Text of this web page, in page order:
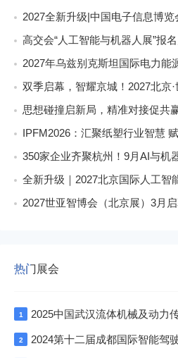
2027全新升级|中国电子信息博
2027年乌兹别克斯坦国际电力能
双季启幕，智耀京城！2027北京
IPFM2026：汇聚纸塑行业智慧
350家企业齐聚杭州！9月AI与机
全新升级｜2027北京国际人工智
2027世亚智博会（北京展）3月
热门展会
1 2025中国武汉流体机械及动力
2 2024第十二届成都国际智能驾